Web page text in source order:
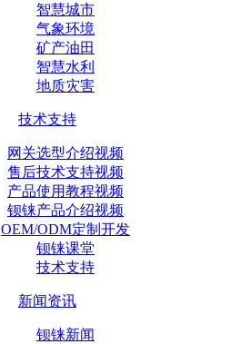
智慧城市
气象环境
矿产油田
智慧水利
地质灾害
技术支持
网关选型介绍视频
售后技术支持视频
产品使用教程视频
钡铼产品介绍视频
OEM/ODM定制开发
钡铼课堂
技术支持
新闻资讯
钡铼新闻